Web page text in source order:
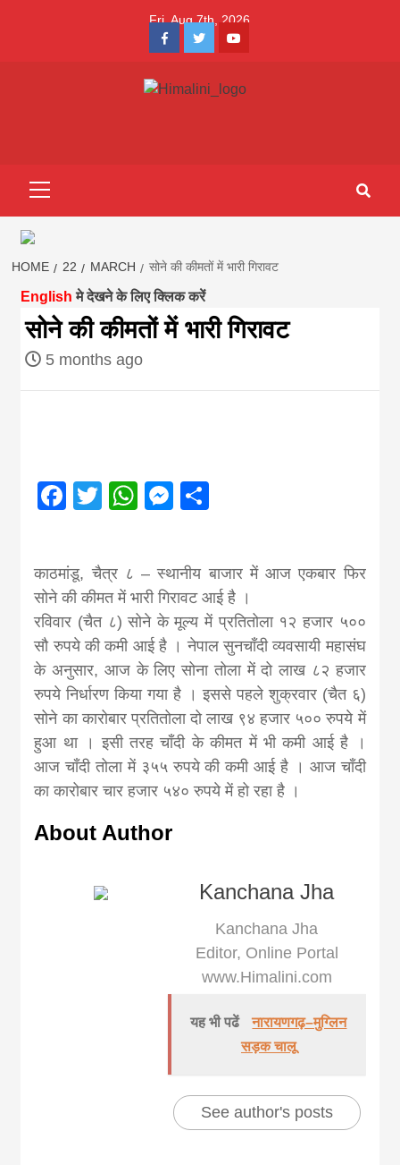
Fri. Aug 7th, 2026
FacebookTwitterYoutube
hindi
||madhesh
first hindi
magazine of
news in hindi
from
news,
khabar
HOME 22 MARCH सोने की कीमतों में भारी गिरावट
English मे देखने के लिए क्लिक करें
सोने की कीमतों में भारी गिरावट
5 months ago
Facebook
TwitterWhatsApp
Messenger
काठमांडू, चैत्र ८ – स्थानीय बाजार में आज एकबार फिर
सोने की कीमत में भारी गिरावट आई है ।
रविवार (चैत ८) सोने के मूल्य में प्रतितोला १२ हजार ५००
सौ रुपये की कमी आई है । नेपाल सुनचाँदी व्यवसायी महासंघ
के अनुसार, आज के लिए सोना तोला में दो लाख ८२ हजार
रुपये निर्धारण किया गया है । इससे पहले शुक्रवार (चैत ६)
सोने का कारोबार प्रतितोला दो लाख ९४ हजार ५०० रुपये में
हुआ था । इसी तरह चाँदी के कीमत में भी कमी आई है ।
आज चाँदी तोला में ३५५ रुपये की कमी आई है । आज चाँदी
का कारोबार चार हजार ५४० रुपये में हो रहा है ।
About Author
Kanchana Jha
Kanchana Jha
Editor, Online Portal
www.Himalini.com
यह भी पढें
नारायणगढ़–मुग्लिन
सड़क चालू
See author's posts